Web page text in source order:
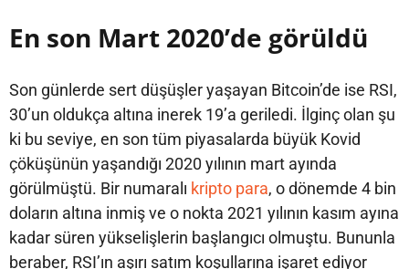
En son Mart 2020’de görüldü
Son günlerde sert düşüşler yaşayan Bitcoin’de ise RSI,
30’un oldukça altına inerek 19’a geriledi. İlginç olan şu
ki bu seviye, en son tüm piyasalarda büyük Kovid
çöküşünün yaşandığı 2020 yılının mart ayında
görülmüştü. Bir numaralı kripto para, o dönemde 4 bin
doların altına inmiş ve o nokta 2021 yılının kasım ayına
kadar süren yükselişlerin başlangıcı olmuştu. Bununla
beraber, RSI’ın aşırı satım koşullarına işaret ediyor